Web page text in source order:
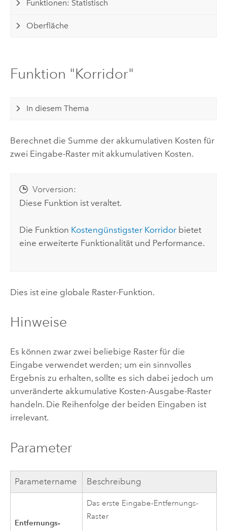
Funktionen: Statistisch
Oberfläche
Funktion "Korridor"
In diesem Thema
Berechnet die Summe der akkumulativen Kosten für
zwei Eingabe-Raster mit akkumulativen Kosten.
Vorversion:
Diese Funktion ist veraltet.
Die Funktion Kostengünstigster Korridor bietet
eine erweiterte Funktionalität und Performance.
Dies ist eine globale Raster-Funktion.
Hinweise
Es können zwar zwei beliebige Raster für die
Eingabe verwendet werden; um ein sinnvolles
Ergebnis zu erhalten, sollte es sich dabei jedoch um
unveränderte akkumulative Kosten-Ausgabe-Raster
handeln. Die Reihenfolge der beiden Eingaben ist
irrelevant.
Parameter
Parametername Beschreibung
Entfernungs-
Das erste Eingabe-Entfernungs-
Raster